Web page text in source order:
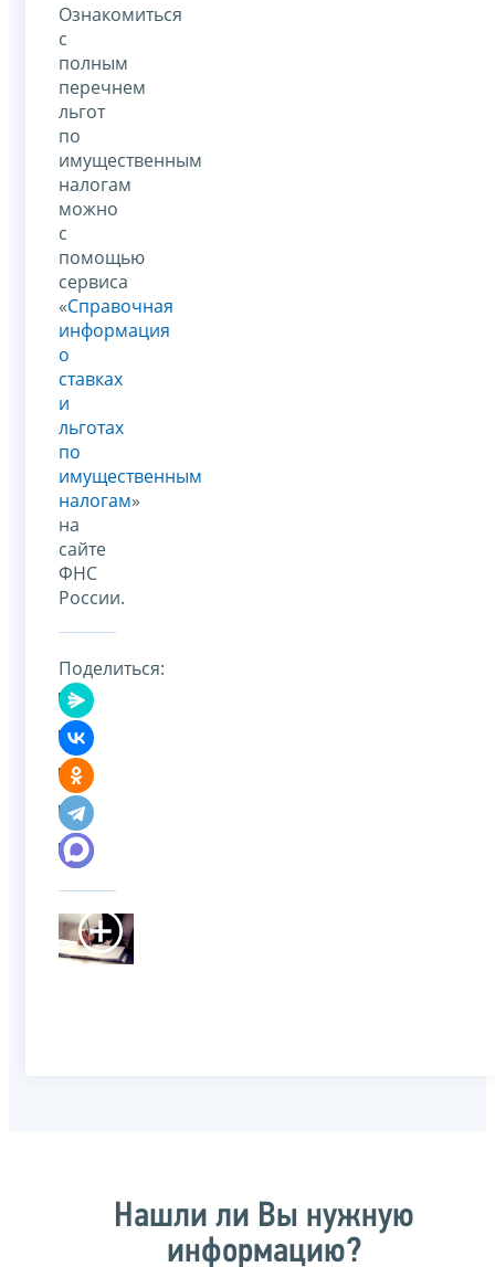
Ознакомиться
с
полным
перечнем
льгот
по
имущественным
налогам
можно
с
помощью
сервиса
«Справочная
информация
о
ставках
и
льготах
по
имущественным
налогам»
на
сайте
ФНС
России.
Поделиться:
Нашли ли Вы нужную
информацию?